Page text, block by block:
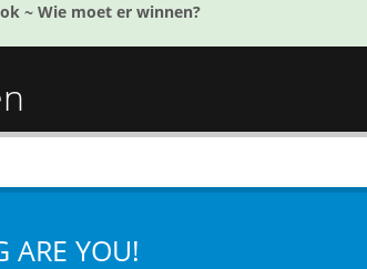
~ Wie moet er winnen?
ARE YOU!